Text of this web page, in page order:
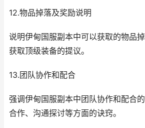
12.物品掉落及奖励说明
说明伊甸国服副本中可以获取的物品
获取顶级装备的提议。
13.团队协作和配合
强调伊甸国服副本中团队协作和配合
合作、沟通探讨等方面的诀窍。